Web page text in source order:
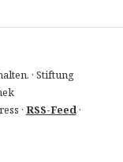
· Stiftung
· RSS-Feed·